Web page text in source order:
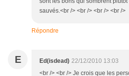
sauvés.<br /> <br /> <br /> <br />
Répondre
E Ed(isdead) 22/12/2010 13:03
<br /> <br /> Je crois que les